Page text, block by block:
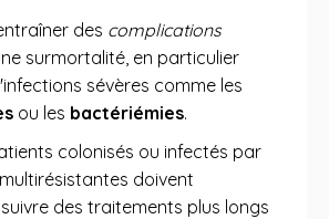
des complications
surmortalité, en particulier
sévères comme les
ou les bactériémies.
colonisés ou infectés par
doivent
des traitements plus longs